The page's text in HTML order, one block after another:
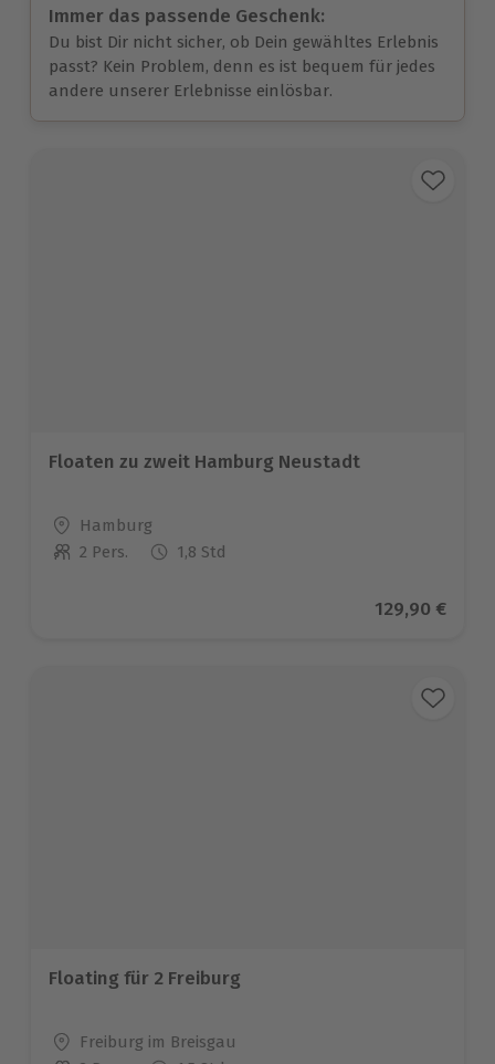
Immer das passende Geschenk:
Du bist Dir nicht sicher, ob Dein gewähltes Erlebnis
passt? Kein Problem, denn es ist bequem für jedes
andere unserer Erlebnisse einlösbar.
Floaten zu zweit Hamburg Neustadt
Standort
Hamburg
Anzahl der Teilnehmer
2 Pers. 1,8 Std
Aktueller
129,90 €
Floating für 2 Freiburg
Standort
Freiburg im Breisgau